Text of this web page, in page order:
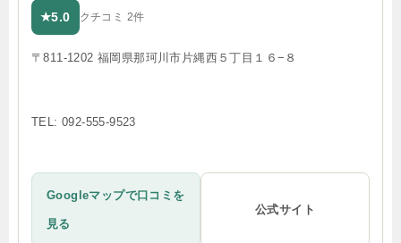
★5.0 クチコミ 2件
〒811-1202 福岡県那珂川市片縄西５丁目１６−８
TEL: 092-555-9523
Googleマップで口コミを
見る
公式サイト